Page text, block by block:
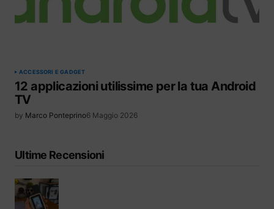
ACCESSORI E GADGET
12 applicazioni utilissime per la tua Android
TV
by Marco Ponteprino6 Maggio 2026
Ultime Recensioni